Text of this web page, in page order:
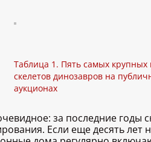
Таблица 1. Пять самых крупных
скелетов динозавров на
аукционах
за последние годы
Если еще десять